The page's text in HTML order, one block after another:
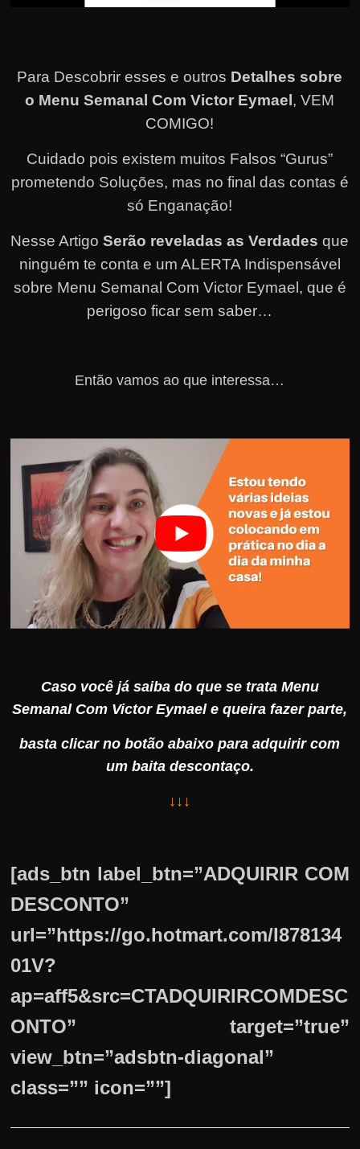
Para Descobrir esses e outros Detalhes sobre
o Menu Semanal Com Victor Eymael , VEM
COMIGO!
Cuidado pois existem muitos Falsos “Gurus”
prometendo Soluções, mas no final das contas é
só Enganação!
Nesse ArtigoSerão reveladas as Verdades que
ninguém te conta e um ALERTA Indispensável
sobre Menu Semanal Com Victor Eymael, que é
perigoso ficar sem saber…
Então vamos ao que interessa…
Caso você já saiba do que se trata Menu
Semanal Com Victor Eymael e queira fazer parte,
basta clicar no botão abaixo para adquirir com
um baita descontaço.
↓↓↓
[ads_btn label_btn=”ADQUIRIR COM
DESCONTO”
url=”https://go.hotmart.com/I878134
01V?
ap=aff5&src=CTADQUIRIRCOMDESC
ONTO” target=”true”
view_btn=”adsbtn-diagonal”
class=”” icon=””]